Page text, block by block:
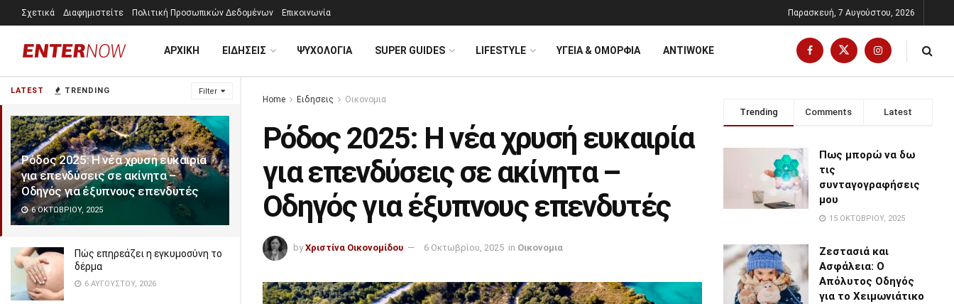
LATEST TRENDING Filter
Ρόδος 2025: Η νέα χρυσή ευκαιρία
για επενδύσεις σε ακίνητα –
Οδηγός για έξυπνους επενδυτές
6 ΟΚΤΩΒΡΊΟΥ, 2025
Πώς επηρεάζει η εγκυμοσύνη το
δέρμα
6 ΑΥΓΟΎΣΤΟΥ, 2026
Σχετικά Διαφημιστείτε Πολιτική Προσωπικών Δεδομένων Επικοινωνία Παρασκευή, 7 Αυγούστου, 2026
ΑΡΧΙΚΗ ΕΙΔΗΣΕΙΣ ΨΥΧΟΛΟΓΊΑ SUPER GUIDES LIFESTYLE ΥΓΕΙΑ & ΟΜΟΡΦΙΑ ANTIWOKE
Home Ειδησεις Οικονομια
Ρόδος 2025: Η νέα χρυσή ευκαιρία
για επενδύσεις σε ακίνητα –
Οδηγός για έξυπνους επενδυτές
by Χριστίνα Οικονομίδου 6 Οκτωβρίου, 2025 in Οικονομια
Trending Comments Latest
Πως μπορώ να δω
τις
συνταγογραφήσεις
μου
15 ΟΚΤΩΒΡΊΟΥ, 2025
Ζεστασιά και
Ασφάλεια: Ο
Απόλυτος Οδηγός
για το Χειμωνιάτικο